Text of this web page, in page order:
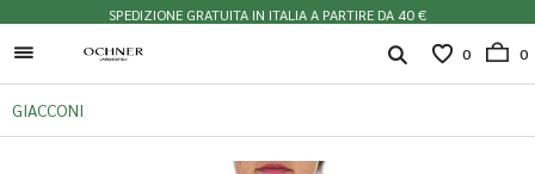
SPEDIZIONE GRATUITA IN ITALIA A PARTIRE DA 40 €
0 0
GIACCONI